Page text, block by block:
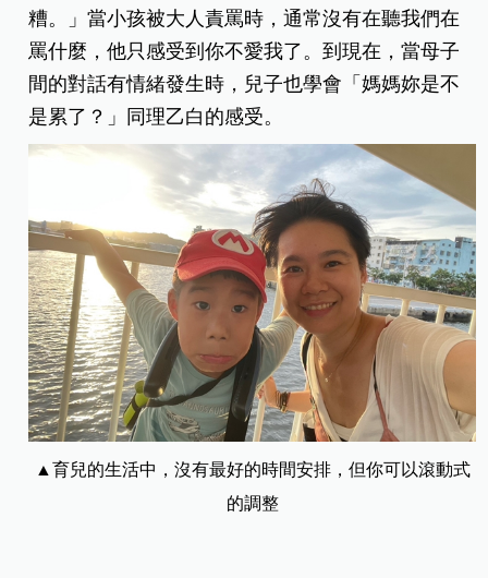
糟。」當小孩被大人責罵時，通常沒有在聽我們在
罵什麼，他只感受到你不愛我了。到現在，當母子
間的對話有情緒發生時，兒子也學會「媽媽妳是不
是累了？」同理乙白的感受。
▲育兒的生活中，沒有最好的時間安排，但你可以滾動式
的調整